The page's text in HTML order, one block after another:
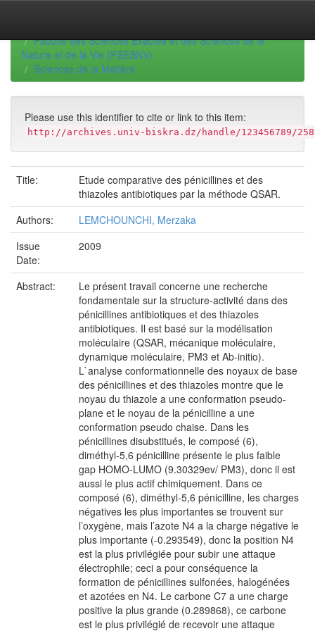
Faculté des Sciences Exactes et des Sciences de la
Nature et de la Vie (FSESNV)
Sciences de la Matière
Please use this identifier to cite or link to this item:
http://archives.univ-biskra.dz/handle/123456789/
Title:
Etude comparative des pénicillines et des
thiazoles antibiotiques par la méthode QSAR.
Authors:
LEMCHOUNCHI, Merzaka
Issue
Date:
2009
Abstract:
Le présent travail concerne une recherche
fondamentale sur la structure-activité dans des
pénicillines antibiotiques et des thiazoles
antibiotiques. Il est basé sur la modélisation
moléculaire (QSAR, mécanique moléculaire,
dynamique moléculaire, PM3 et Ab-initio).
L`analyse conformationnelle des noyaux de base
des pénicillines et des thiazoles montre que le
noyau du thiazole a une conformation pseudo-
plane et le noyau de la pénicilline a une
conformation pseudo chaise. Dans les
pénicillines disubstitués, le composé (6),
diméthyl-5,6 pénicilline présente le plus faible
gap HOMO-LUMO (9.30329ev/ PM3), donc il est
aussi le plus actif chimiquement. Dans ce
composé (6), diméthyl-5,6 pénicilline, les charges
négatives les plus importantes se trouvent sur
l’oxygène, mais l’azote N4 a la charge négative le
plus importante (-0.293549), donc la position N4
est la plus privilégiée pour subir une attaque
électrophile; ceci a pour conséquence la
formation de pénicillines sulfonées, halogénées
et azotées en N4. Le carbone C7 a une charge
positive la plus grande (0.289868), ce carbone
est le plus privilégié de recevoir une attaque